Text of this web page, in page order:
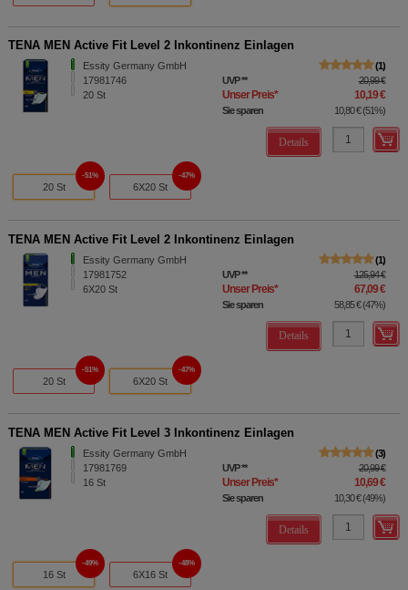
TENA MEN Active Fit Level 2 Inkontinenz Einlagen
Essity Germany GmbH
17981746
20 St
1
UVP** 20,99 €
Unser Preis* 10,19 €
Sie sparen 10,80 €(51%)
Details
20 St
51%
6X20 St
47%
TENA MEN Active Fit Level 2 Inkontinenz Einlagen
Essity Germany GmbH
17981752
6X20 St
1
UVP** 125,94 €
Unser Preis* 67,09 €
Sie sparen 58,85 €(47%)
Details
20 St
51%
6X20 St
47%
TENA MEN Active Fit Level 3 Inkontinenz Einlagen
Essity Germany GmbH
17981769
16 St
3
UVP** 20,99 €
Unser Preis* 10,69 €
Sie sparen 10,30 €(49%)
Details
16 St
49%
6X16 St
48%